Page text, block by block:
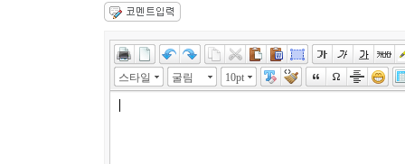
스타일 굴림 10pt